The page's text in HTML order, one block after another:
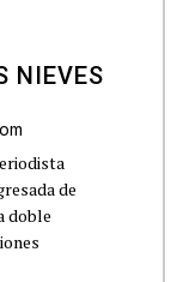
NIEVES
de
doble